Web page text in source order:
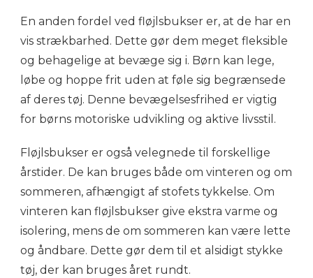
En anden fordel ved fløjlsbukser er, at de har en
vis strækbarhed. Dette gør dem meget fleksible
og behagelige at bevæge sig i. Børn kan lege,
løbe og hoppe frit uden at føle sig begrænsede
af deres tøj. Denne bevægelsesfrihed er vigtig
for børns motoriske udvikling og aktive livsstil.
Fløjlsbukser er også velegnede til forskellige
årstider. De kan bruges både om vinteren og om
sommeren, afhængigt af stofets tykkelse. Om
vinteren kan fløjlsbukser give ekstra varme og
isolering, mens de om sommeren kan være lette
og åndbare. Dette gør dem til et alsidigt stykke
tøj, der kan bruges året rundt.